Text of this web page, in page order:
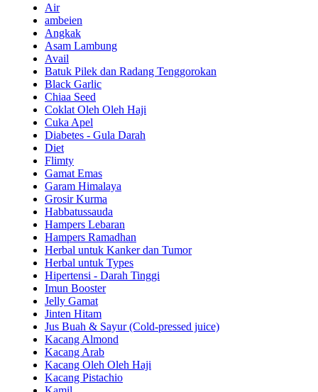
Air
ambeien
Angkak
Asam Lambung
Avail
Batuk Pilek dan Radang Tenggorokan
Black Garlic
Chiaa Seed
Coklat Oleh Oleh Haji
Cuka Apel
Diabetes - Gula Darah
Diet
Flimty
Gamat Emas
Garam Himalaya
Grosir Kurma
Habbatussauda
Hampers Lebaran
Hampers Ramadhan
Herbal untuk Kanker dan Tumor
Herbal untuk Types
Hipertensi - Darah Tinggi
Imun Booster
Jelly Gamat
Jinten Hitam
Jus Buah & Sayur (Cold-pressed juice)
Kacang Almond
Kacang Arab
Kacang Oleh Oleh Haji
Kacang Pistachio